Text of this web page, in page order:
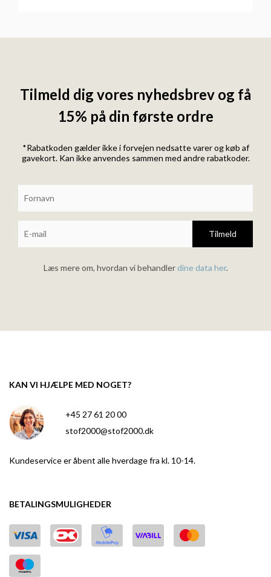
Tilmeld dig vores nyhedsbrev og få
15% på din første ordre
*Rabatkoden gælder ikke i forvejen nedsatte varer og køb af
gavekort. Kan ikke anvendes sammen med andre rabatkoder.
Tilmeld
Læs mere om, hvordan vi behandlerdine data her.
KAN VI HJÆLPE MED NOGET?
+45 27 61 20 00
stof2000@stof2000.dk
Kundeservice er åbent alle hverdage fra kl. 10-14.
BETALINGSMULIGHEDER